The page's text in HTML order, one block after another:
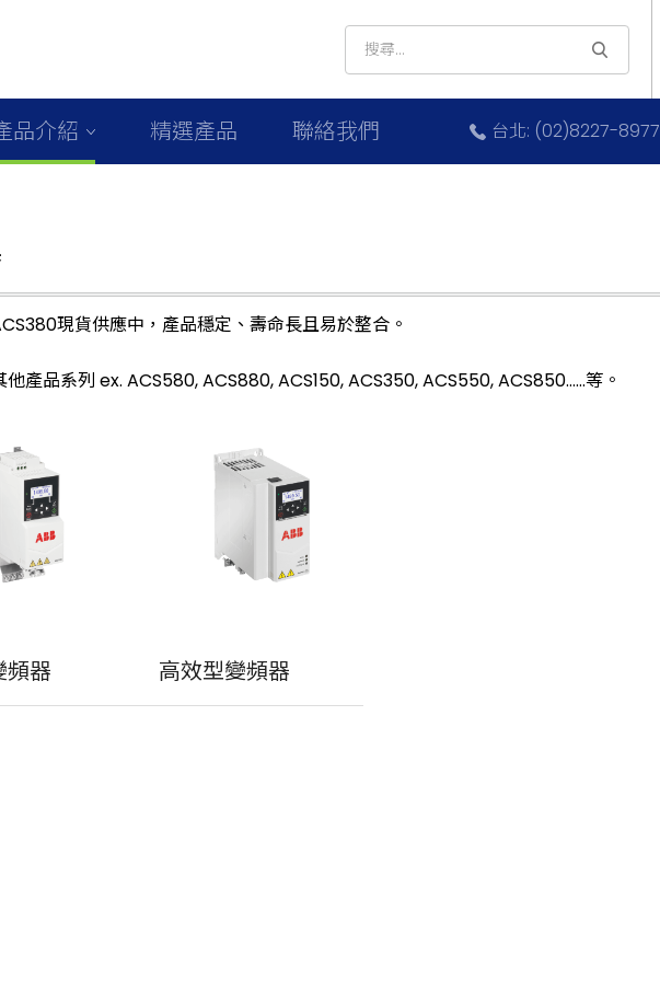
品介紹 精選產品 聯絡我們 台北: (02)8227-8977
現貨供應中，產品穩定、壽命長且易於整合。
他產品系列 ex. ACS580, ACS880, ACS150, ACS350, ACS550, ACS850……等。
頻器 高效型變頻器